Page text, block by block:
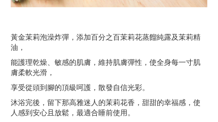
黃金茉莉泡澡炸彈，添加百分之百茉莉花蒸餾純露及茉莉精
油，
能護理乾燥、敏感的肌膚，維持肌膚彈性，使全身每一寸肌
膚柔軟光滑，
享受從頭到腳的頂級呵護，散發自信光彩。
沐浴完後，留下那高雅迷人的茉莉花香，甜甜的幸福感，使
人感到安心且放鬆，最適合睡前使用。